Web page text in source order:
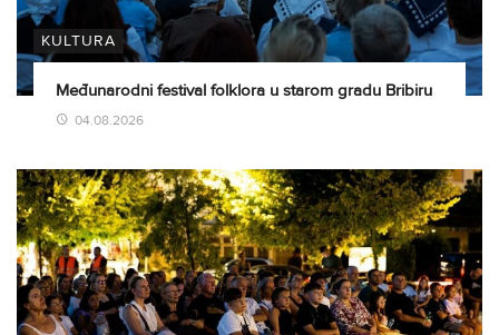
KULTURA
Međunarodni festival folklora u starom gradu Bribiru
04.08.2026